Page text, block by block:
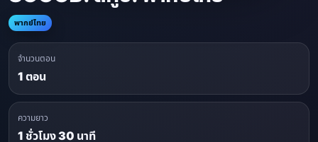
พากย์ไทย
จำนวนตอน
1 ตอน
ความยาว
1 ชั่วโมง 30 นาที